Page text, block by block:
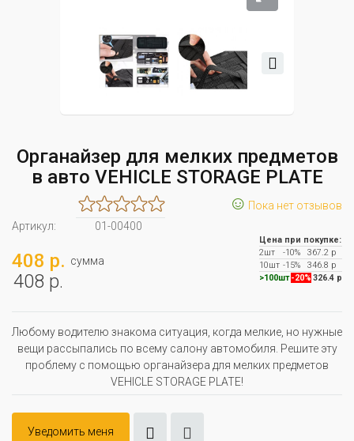
Органайзер для мелких предметов
в авто VEHICLE STORAGE PLATE
☺ Пока нет отзывов
Артикул:
01-00400
408 р. сумма
408 р.
Цена при покупке:
2шт
-10%
367.2 р
10шт -15%
346.8 р
>100шт -20% 326.4 р
Любому водителю знакома ситуация, когда мелкие, но нужные
вещи рассыпались по всему салону автомобиля. Решите эту
проблему с помощью органайзера для мелких предметов
VEHICLE STORAGE PLATE!
Уведомить меня